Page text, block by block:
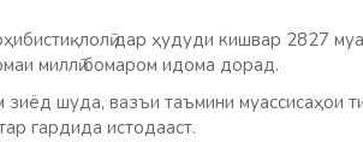
дар ҳудуди кишвар 2827
миллӣ бомаром идома дорад.
зиёд шуда, вазъи таъмини муассисаҳои
гардида истодааст.